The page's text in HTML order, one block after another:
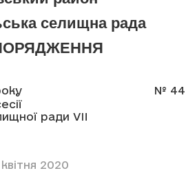
селищна рада
№ 44
ради VII
2020